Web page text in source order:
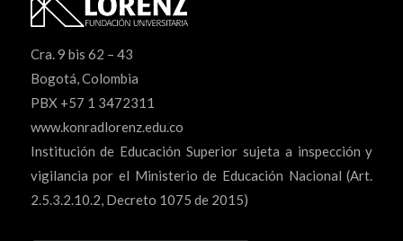
Cra. 9 bis 62 – 43
Bogotá, Colombia
PBX +57 1 3472311
www.konradlorenz.edu.co
Institución de Educación Superior sujeta a inspección y
vigilancia por el Ministerio de Educación Nacional (Art.
2.5.3.2.10.2, Decreto 1075 de 2015)